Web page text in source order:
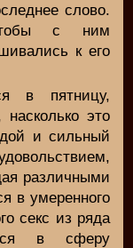
слово.
с ним
к его
в пятницу,
насколько это
и сильный
различными
в умеренного
секс из ряда
в сферу